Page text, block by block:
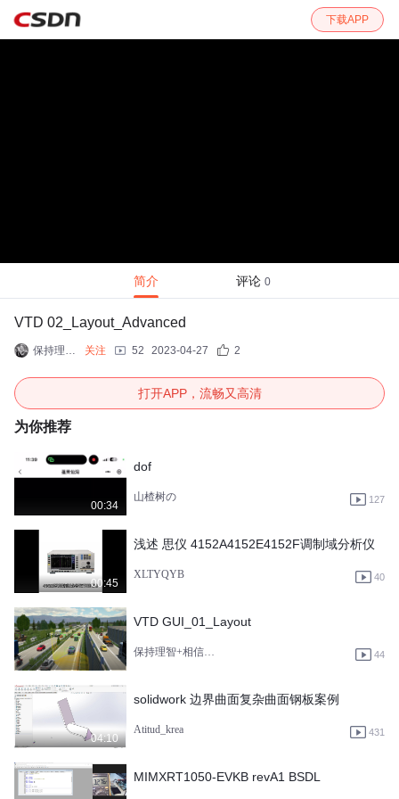
下载APP
简介 评论 0
VTD 02_Layout_Advanced
保持理智+相信未来 关注 52 2023-04-27 2
打开APP，流畅又高清
为你推荐
00:34
dof
山楂树の 127
00:45
浅述 思仪 4152A4152E4152F调制域分析仪
XLTYQYB 40
VTD GUI_01_Layout
保持理智+相信未来 44
04:10
solidwork 边界曲面复杂曲面钢板案例
Atitud_krea 431
MIMXRT1050-EVKB revA1 BSDL